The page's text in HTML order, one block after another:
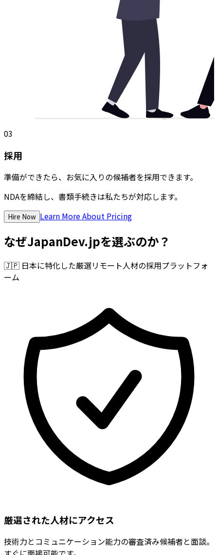
03
採用
準備ができたら、お気に入りの候補者を採用できます。
NDAを締結し、書類手続きは私たちが対応します。
Hire Now Learn More About Pricing
なぜJapanDev.jpを選ぶのか？
🇯🇵 日本に特化した厳選リモート人材の採用プラットフォ
ーム
厳選された人材にアクセス
技術力とコミュニケーション能力の審査済み候補者と面談。